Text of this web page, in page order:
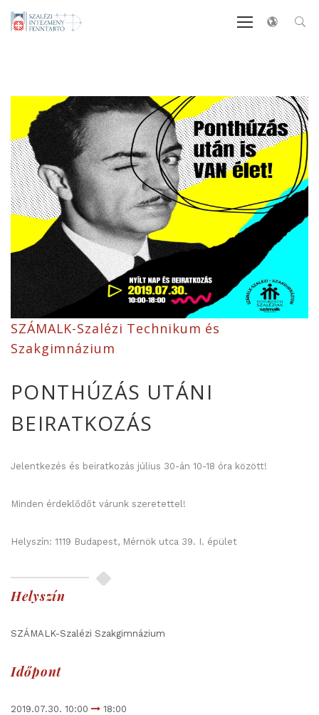
SZÁMALK-Szalézi Technikum és
Szakgimnázium
PONTHÚZÁS UTÁNI
BEIRATKOZÁS
Jelentkezés és beiratkozás július 30-án 10-18 óra között!
Minden érdeklődőt várunk szeretettel!
Helyszín: 1119 Budapest, Mérnök utca 39. I. épület
Helyszín
SZÁMALK-Szalézi Szakgimnázium
Időpont
2019.07.30. 10:00 18:00